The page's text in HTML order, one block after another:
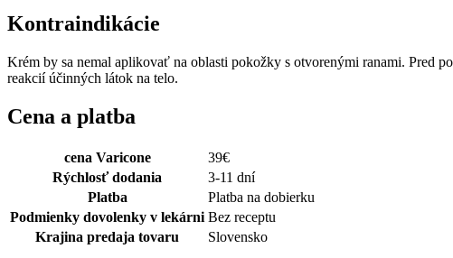
Kontraindikácie
Krém by sa nemal aplikovať na oblasti pokožky s otvorenými ranami. Pred
reakcií účinných látok na telo.
Cena a platba
cena Varicone 39€
Rýchlosť dodania
3-11 dní
Platba
Platba na dobierku
Podmienky dovolenky v lekárni Bez receptu
Krajina predaja tovaru
Slovensko